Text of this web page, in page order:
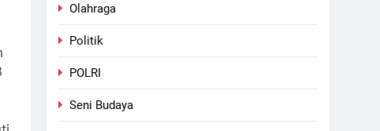
Olahraga
Politik
POLRI
Seni Budaya